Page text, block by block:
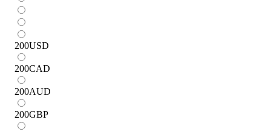
200USD
200CAD
200AUD
200GBP